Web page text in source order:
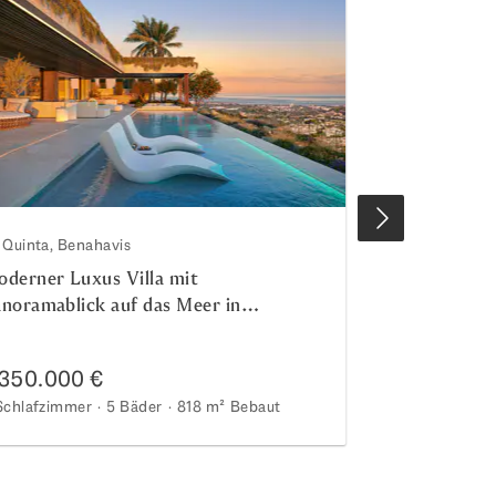
Quinta, Benahavis
Luxus Villa mit
auf das Meer in
€
5 Bäder 818 m² Bebaut
La Quinta,